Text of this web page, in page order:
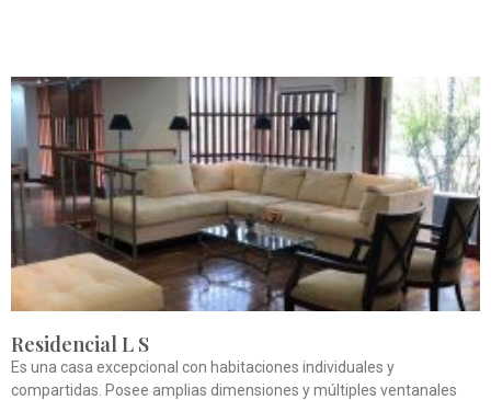
Residencial L S
Es una casa excepcional con habitaciones individuales y
compartidas. Posee amplias dimensiones y múltiples ventanales